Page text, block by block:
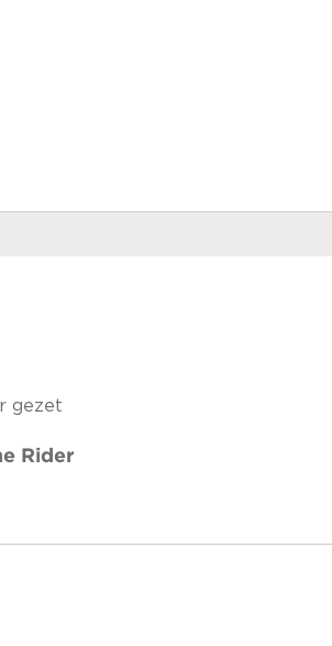
gezet
Rider